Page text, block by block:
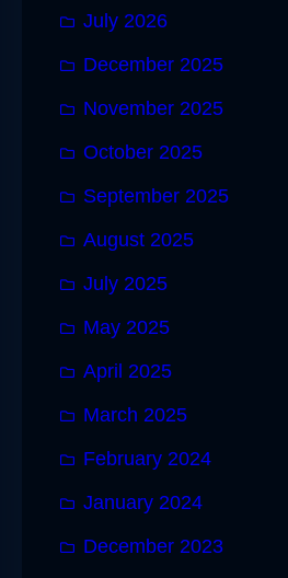
July 2026
December 2025
November 2025
October 2025
September 2025
August 2025
July 2025
May 2025
April 2025
March 2025
February 2024
January 2024
December 2023